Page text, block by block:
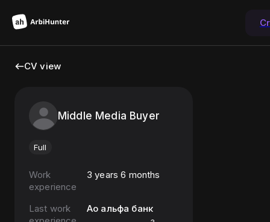
CV view
Middle Media Buyer
Full
Work
experience
3 years 6 months
Last work
Ао альфа банк